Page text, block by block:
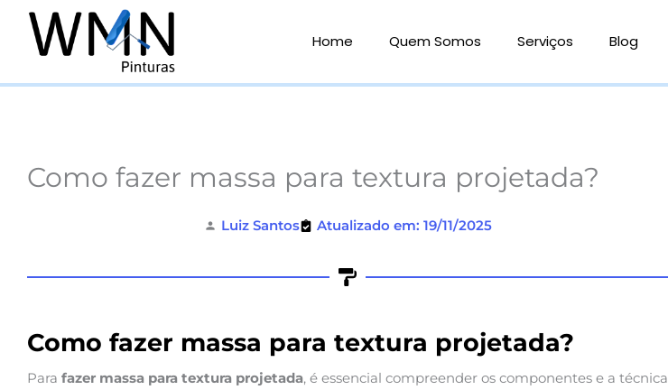
Home Quem Somos Serviços Blog
Como fazer massa para textura projetada?
Luiz Santos Atualizado em: 19/11/2025
Como fazer massa para textura projetada?
Para fazer massa para textura projetada, é essencial compreender os componentes e a técnica